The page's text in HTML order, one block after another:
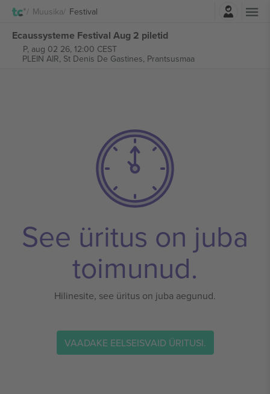
Muusika Festival
Ecaussysteme Festival Aug 2 piletid
P, aug 02 26, 12:00 CEST
PLEIN AIR, St Denis De Gastines, Prantsusmaa
See üritus on juba
toimunud.
Hilinesite, see üritus on juba aegunud.
VAADAKE EELSEISVAID ÜRITUSI.